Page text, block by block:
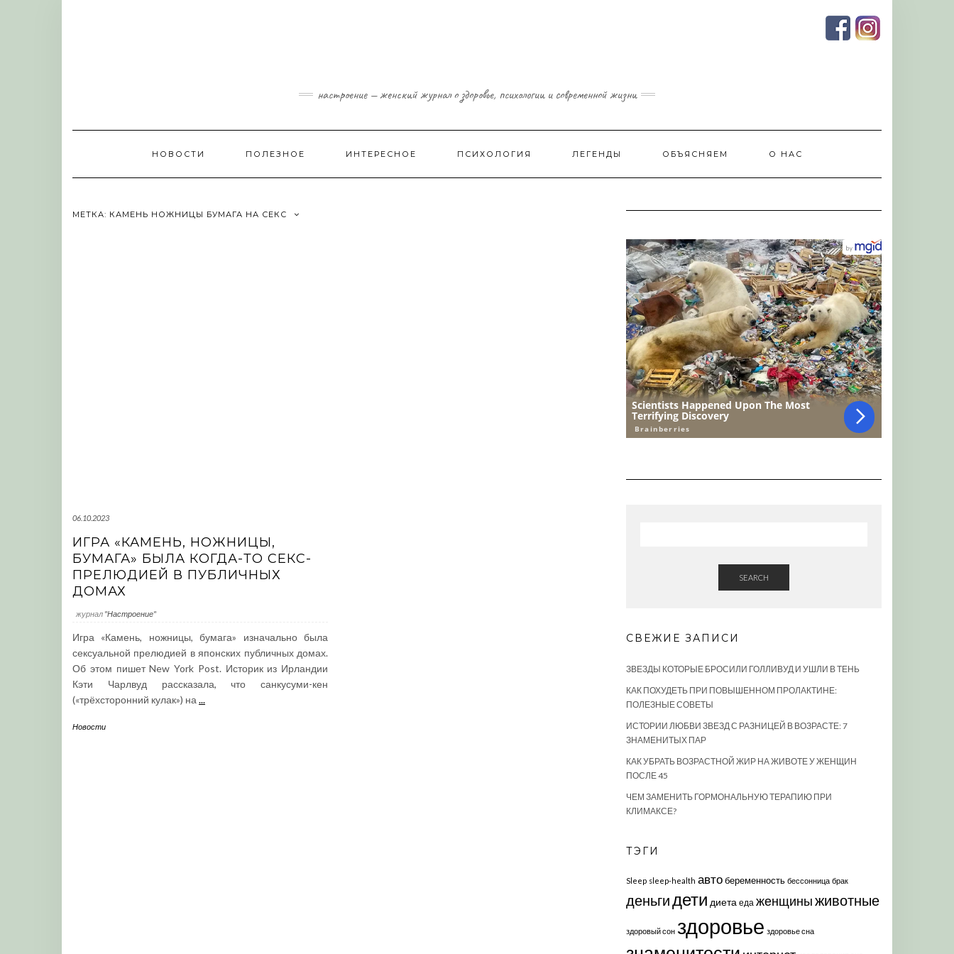
настроение — женский журнал о здоровье, психологии и современной жизни
НОВОСТИ ПОЛЕЗНОЕ ИНТЕРЕСНОЕ ПСИХОЛОГИЯ ЛЕГЕНДЫ ОБЪЯСНЯЕМ О НАС
МЕТКА: КАМЕНЬ НОЖНИЦЫ БУМАГА НА СЕКС
06.10.2023
ИГРА «КАМЕНЬ, НОЖНИЦЫ,
БУМАГА» БЫЛА КОГДА-ТО СЕКС-
ПРЕЛЮДИЕЙ В ПУБЛИЧНЫХ
ДОМАХ
журнал "Настроение"
Игра «Камень, ножницы, бумага» изначально была
сексуальной прелюдией в японских публичных домах.
Об этом пишет New York Post. Историк из Ирландии
Кэти Чарлвуд рассказала, что санкусуми-кен
(«трёхсторонний кулак») на ...
Новости
SEARCH
СВЕЖИЕ ЗАПИСИ
ЗВЕЗДЫ КОТОРЫЕ БРОСИЛИ ГОЛЛИВУД И УШЛИ В ТЕНЬ
КАК ПОХУДЕТЬ ПРИ ПОВЫШЕННОМ ПРОЛАКТИНЕ:
ПОЛЕЗНЫЕ СОВЕТЫ
ИСТОРИИ ЛЮБВИ ЗВЕЗД С РАЗНИЦЕЙ В ВОЗРАСТЕ: 7
ЗНАМЕНИТЫХ ПАР
КАК УБРАТЬ ВОЗРАСТНОЙ ЖИР НА ЖИВОТЕ У ЖЕНЩИН
ПОСЛЕ 45
ЧЕМ ЗАМЕНИТЬ ГОРМОНАЛЬНУЮ ТЕРАПИЮ ПРИ
КЛИМАКСЕ?
ТЭГИ
Sleep sleep-health автобеременность бессонница брак
деньгидети диета еда женщиныживотные
здоровый сон здоровье здоровье сна